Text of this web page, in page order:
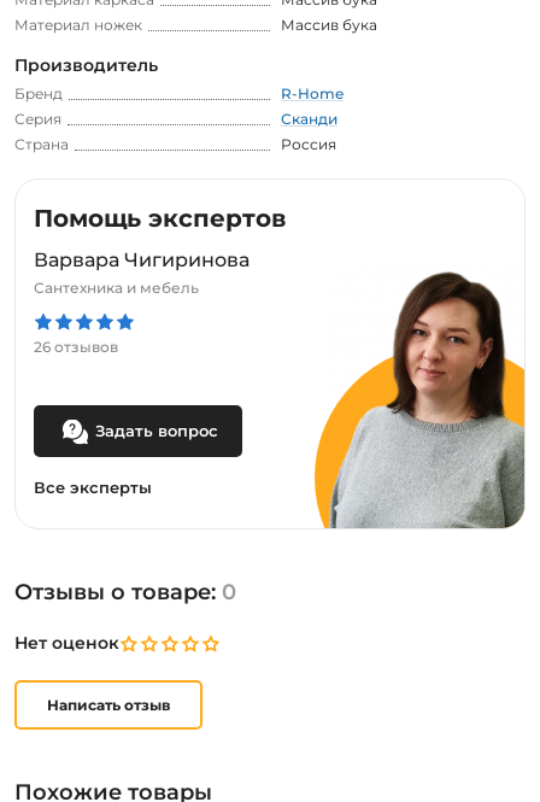
Помощь экспертов
Варвара Чигиринова
Сантехника и мебель
26 отзывов
Задать вопрос
Все эксперты
Материал ножек
Массив бука
Производитель
Бренд
R-Home
Серия
Сканди
Страна
Россия
Отзывы о товаре: 0
Нет оценок
Написать отзыв
Похожие товары